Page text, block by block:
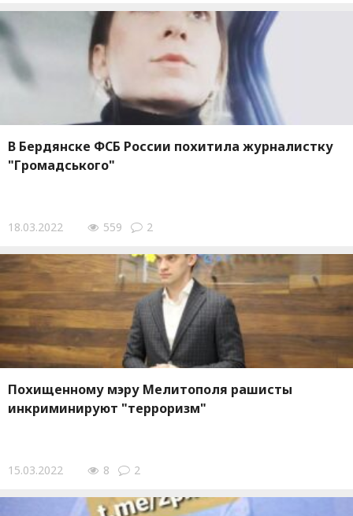
В Бердянске ФСБ России похитила журналистку
"Громадського"
18.03.2022 559 2
Похищенному мэру Мелитополя рашисты
инкриминируют "терроризм"
15.03.2022 8 2